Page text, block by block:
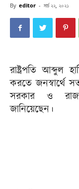
By editor - মার্চ ২২, ২০২১
রাষ্ট্রপতি আব্দুল
করতে জনস্বার্থে
সরকার ও
জানিয়েছেন।